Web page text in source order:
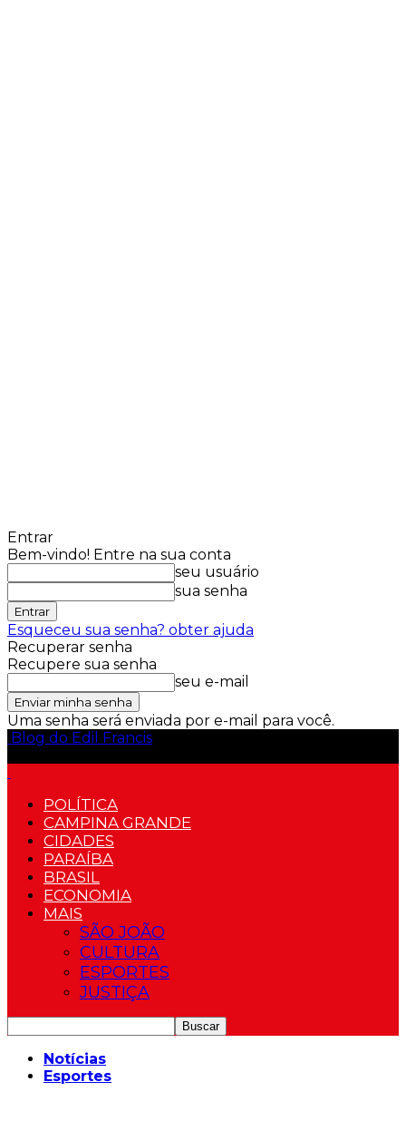
Entrar
Bem-vindo! Entre na sua conta
seu usuário
sua senha
Esqueceu sua senha? obter ajuda
Recuperar senha
Recupere sua senha
seu e-mail
Uma senha será enviada por e-mail para você.
Blog do Edil Francis
POLÍTICA
CAMPINA GRANDE
CIDADES
PARAÍBA
BRASIL
ECONOMIA
MAIS
SÃO JOÃO
CULTURA
ESPORTES
JUSTIÇA
Notícias
Esportes